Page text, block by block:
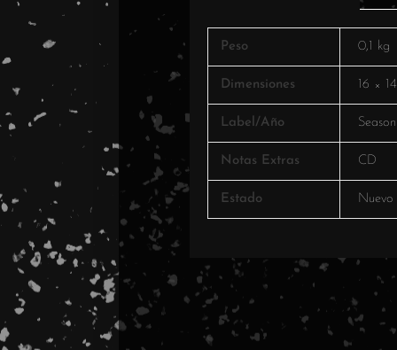
Peso 0,1 kg
Dimensiones 16 ×
Label/Año
Notas Extras CD
Estado Nuevo